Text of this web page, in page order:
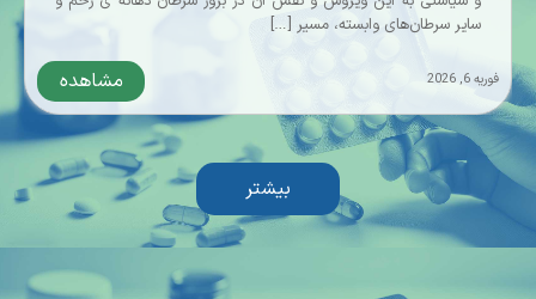
سایر سرطان‌های وابسته، مسیر […]
فوریه 6, 2026 مشاهده
بیشتر